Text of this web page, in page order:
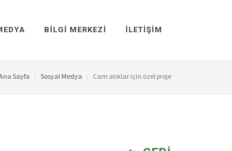
BILGI MERKEZI İLETIŞIM
Sayfa Sosyal Medya Cam atıklar için özel proje